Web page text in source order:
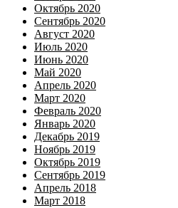
Октябрь 2020
Сентябрь 2020
Август 2020
Июль 2020
Июнь 2020
Май 2020
Апрель 2020
Март 2020
Февраль 2020
Январь 2020
Декабрь 2019
Ноябрь 2019
Октябрь 2019
Сентябрь 2019
Апрель 2018
Март 2018